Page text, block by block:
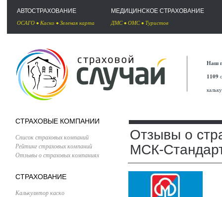
АВТОСТРАХОВАНИЕ
ОСАГО • Каско • Зеленая карта
МЕДИЦИНСКОЕ СТРАХОВАНИЕ
ДМС• ОМС• Туристов
Наш
1109
СТРАХОВЫЕ КОМПАНИИ
Список страховых компаний
Рейтинг страховых компаний
Отзывы о страховых компаниях
СТРАХОВАНИЕ
Калькулятор каско
Отзывы о
МСК-